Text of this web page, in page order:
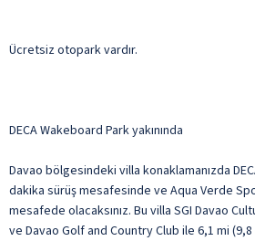
Ücretsiz otopark vardır.
DECA Wakeboard Park yakınında
Davao bölgesindeki villa konaklamanızda
dakika sürüş mesafesinde ve Aqua Verde
mesafede olacaksınız. Bu villa SGI Davao
ve Davao Golf and Country Club ile 6,1 mi